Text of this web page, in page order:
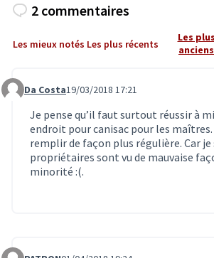
2 commentaires
Les mieux notés Les plus récents
Les plus
anciens
Commentaire 288
Da Costa19/03/2018 17:21
Je pense qu’il faut surtout réussir à
endroit pour canisac pour les maîtres.
remplir de façon plus régulière. Car je
propriétaires sont vu de mauvaise
minorité :(.